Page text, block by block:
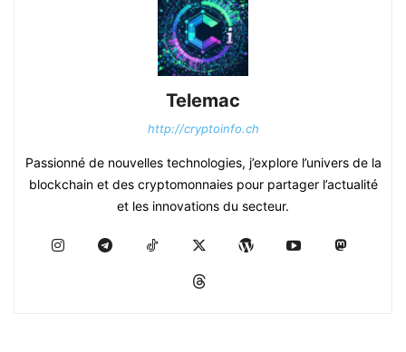
Telemac
http://cryptoinfo.ch
Passionné de nouvelles technologies, j’explore l’univers de la
blockchain et des cryptomonnaies pour partager l’actualité
et les innovations du secteur.